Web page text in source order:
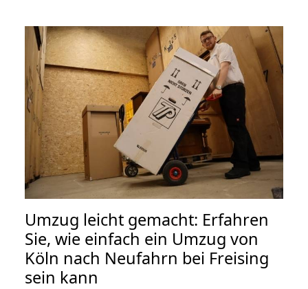
Umzug leicht gemacht: Erfahren
Sie, wie einfach ein Umzug von
Köln nach Neufahrn bei Freising
sein kann